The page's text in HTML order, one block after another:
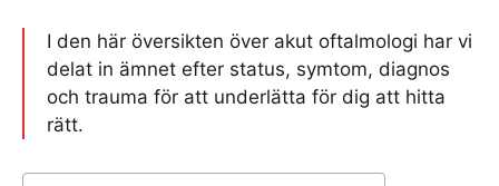
I den här översikten över akut oftalmologi har vi
delat in ämnet efter status, symtom, diagnos
och trauma för att underlätta för dig att hitta
rätt.